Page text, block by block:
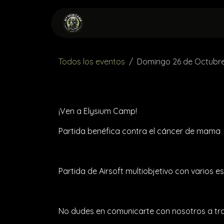
Todos los eventos Domingo 26 de
¡Ven a Elysium Camp!
Partida benéfica contra el cáncer de mama
Partida de Airsoft multiobjetivo con varios
No dudes en comunicarte con nosotros a